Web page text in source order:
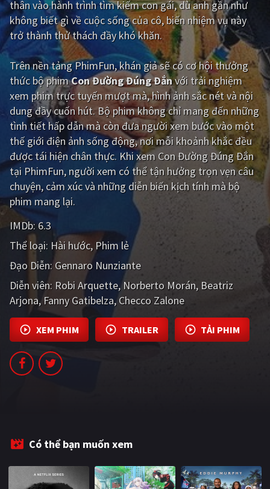
Giật gân Gia đình
Bí ẩn Lịch sử
Viễn Tây Tiểu sử
GameShow DramaTV
QUỐC GIA
Âu - Mỹ Trung Quốc - Hồng Kông
Hàn Quốc Nhật Bản
Ấn Độ Việt Nam
Tổng hợp
CẬP NHẬT
PHIM MỚI
PHIM BỘ
PHIM LẺ
PHIM CHIẾU RẠP
TUYỂN TẬP PHIM
thân vào hành trình tìm kiếm con gái, dù anh gần như
không biết gì về cuộc sống của cô, biến nhiệm vụ này
trở thành thử thách đầy khó khăn.
Trên nền tảngPhimFun, khán giả sẽ có cơ hội thưởng
thức bộ phimCon Đường Đúng Đắnvới trải nghiệm
xem phim trực tuyến mượt mà, hình ảnh sắc nét và nội
dung đầy cuốn hút. Bộ phim không chỉ mang đến những
tình tiết hấp dẫn mà còn đưa người xem bước vào một
thế giới điện ảnh sống động, nơi mỗi khoảnh khắc đều
được tái hiện chân thực. Khi xem Con Đường Đúng Đắn
tại PhimFun, người xem có thể tận hưởng trọn vẹn câu
chuyện, cảm xúc và những diễn biến kịch tính mà bộ
phim mang lại.
IMDb:6.3
Thể loại: Hài hước Phim lẻ
Đạo Diễn: Gennaro Nunziante
Diễn viên: Robi Arquette Norberto Morán Beatriz
Arjona Fanny Gatibelza Checco Zalone
XEM PHIM TRAILER TẢI PHIM
Có thể bạn muốn xem